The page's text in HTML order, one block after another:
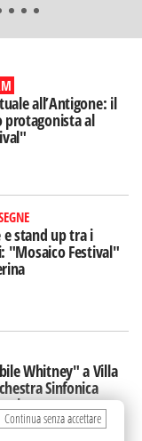
all’Antigone: il
protagonista al
stand up tra i
"Mosaico Festival"
Whitney" a Villa
Sinfonica
la star
Continua senza accettare